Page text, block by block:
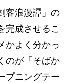
客浪漫譚」の
完成させるこ
かよく分かっ
のが「そばか
プニングテー